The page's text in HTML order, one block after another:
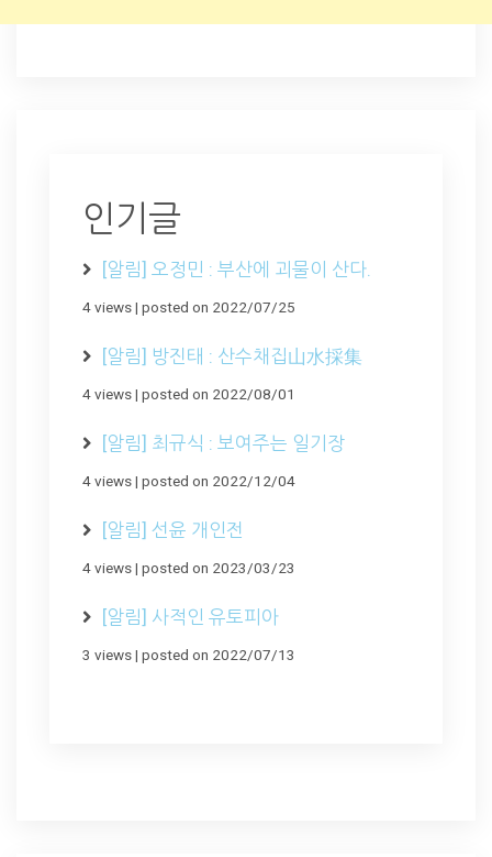
인기글
[알림] 오정민 : 부산에 괴물이 산다.
4 views| posted on 2022/07/25
[알림] 방진태 : 산수채집山水採集
4 views| posted on 2022/08/01
[알림] 최규식 : 보여주는 일기장
4 views| posted on 2022/12/04
[알림] 선윤 개인전
4 views| posted on 2023/03/23
[알림] 사적인 유토피아
3 views| posted on 2022/07/13